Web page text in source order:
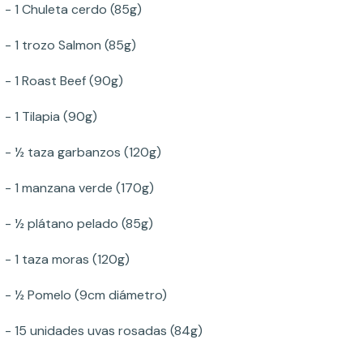
- 1 Chuleta cerdo (85g)
- 1 trozo Salmon (85g)
- 1 Roast Beef (90g)
- 1 Tilapia (90g)
- ½ taza garbanzos (120g)
- 1 manzana verde (170g)
- ½ plátano pelado (85g)
- 1 taza moras (120g)
- ½ Pomelo (9cm diámetro)
- 15 unidades uvas rosadas (84g)